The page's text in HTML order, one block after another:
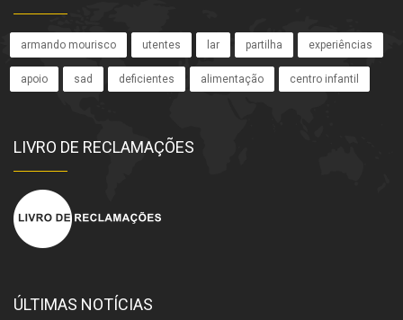
armando mourisco utentes lar partilha experiências
apoio sad deficientes alimentação centro infantil
LIVRO DE RECLAMAÇÕES
ÚLTIMAS NOTÍCIAS